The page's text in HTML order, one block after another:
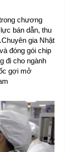
chương
bán dẫn, thu
gia Nhật
đóng gói chip
đi cho ngành
gợi mở